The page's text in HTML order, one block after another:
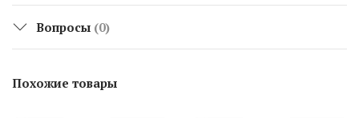
Вопросы (0)
Похожие товары